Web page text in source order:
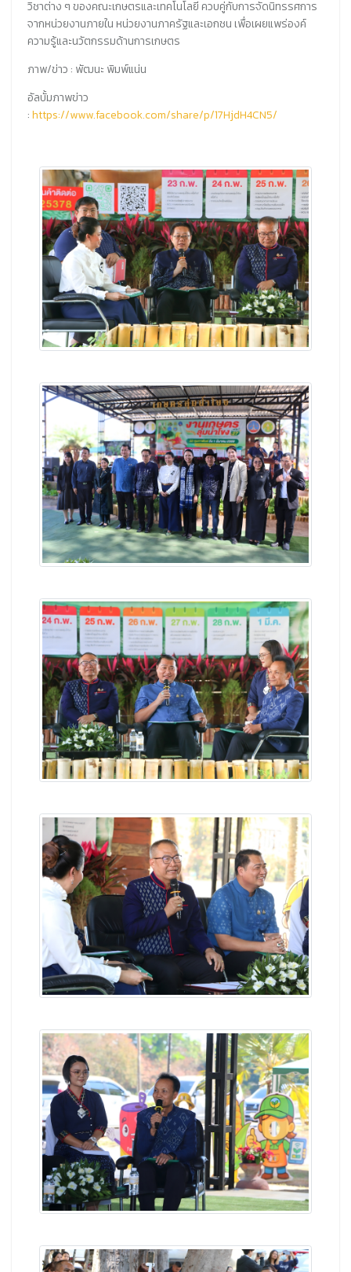
วิชาต่าง ๆ ของคณะเกษตรและเทคโนโลยี ควบคู่กับการจัดนิทรรศการ
จากหน่วยงานภายใน หน่วยงานภาครัฐและเอกชน เพื่อเผยแพร่องค์
ความรู้และนวัตกรรมด้านการเกษตร
ภาพ/ข่าว : พัฒนะ พิมพ์แน่น
อัลบั้มภาพข่าว
:https://www.facebook.com/share/p/17HjdH4CN5/